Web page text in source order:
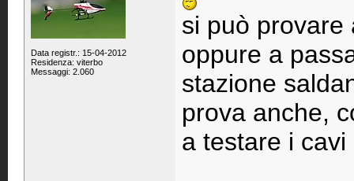
Data registr.: 15-04-2012
Residenza: viterbo
Messaggi: 2.060
si può provare
oppure a
stazione
prova anche,
a testare i